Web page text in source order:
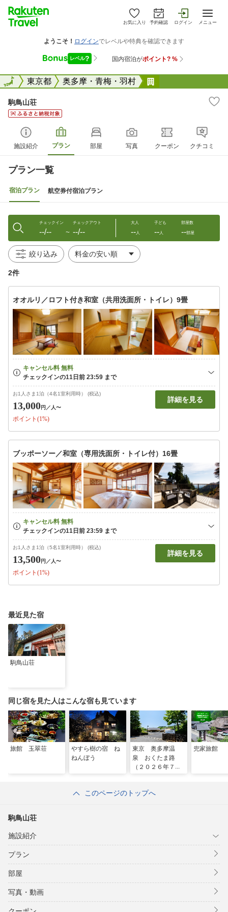
お気に入り 予約確認 ログイン メニュー
全国東京都 奥多摩・青梅・羽村
全国
駒鳥山荘
施設紹介 プラン 部屋 写真 クーポン クチコミ
プラン一覧
宿泊プラン 航空券付宿泊プラン
チェックイン
--/-- 〜
チェックアウト
--/--
大人
--人
子ども
--人
部屋数
--部屋
絞り込み
2件
オオルリ／ロフト付き和室（共用洗面所・トイレ）9畳
お1人さま1泊（4名1室利用時） (税込)
13,000円 ／人〜
ポイント(1%)
詳細を見る
ブッポーソー／和室（専用洗面所・トイレ付）16畳
お1人さま1泊（5名1室利用時） (税込)
13,500円 ／人〜
ポイント(1%)
詳細を見る
最近見た宿
駒鳥山荘
同じ宿を見た人はこんな宿も見ています
旅館 玉翠荘
やすら樹の宿 ね
ねんぼう
東京 奥多摩温
泉 おくたま路
（２０２６年７月
兜家旅館
このページのトップへ
駒鳥山荘
施設紹介
プラン
部屋
写真・動画